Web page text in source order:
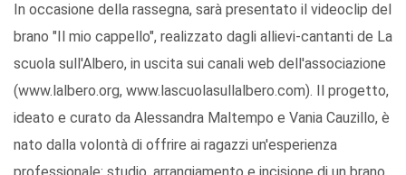
In occasione della rassegna, sarà presentato il videoclip del
brano "Il mio cappello", realizzato dagli allievi-cantanti de La
scuola sull'Albero, in uscita sui canali web dell'associazione
(www.lalbero.org, www.lascuolasullalbero.com). Il progetto,
ideato e curato da Alessandra Maltempo e Vania Cauzillo, è
nato dalla volontà di offrire ai ragazzi un'esperienza